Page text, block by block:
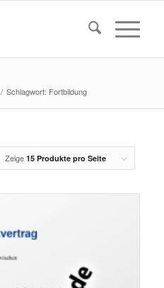
/ Schlagwort: Fortbildung
Zeige 15 Produkte pro Seite